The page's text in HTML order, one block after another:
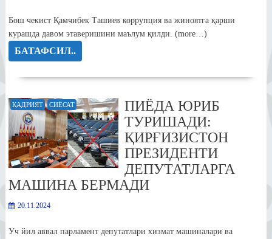
Бош чекист Қамчибек Ташиев коррупция ва жиноятга қарши
курашда давом этаверишини маълум қилди. (more…)
БАТАФСИЛ..
ҚАДРИЯТ СИЁСАТ
ПИЁДА ЮРИБ
ТУРИШАДИ:
ҚИРҒИЗИСТОН
ПРЕЗИДЕНТИ
ДЕПУТАТЛАРГА
МАШИНА БЕРМАДИ
20.11.2024
Уч йил аввал парламент депутатлари хизмат машиналари ва